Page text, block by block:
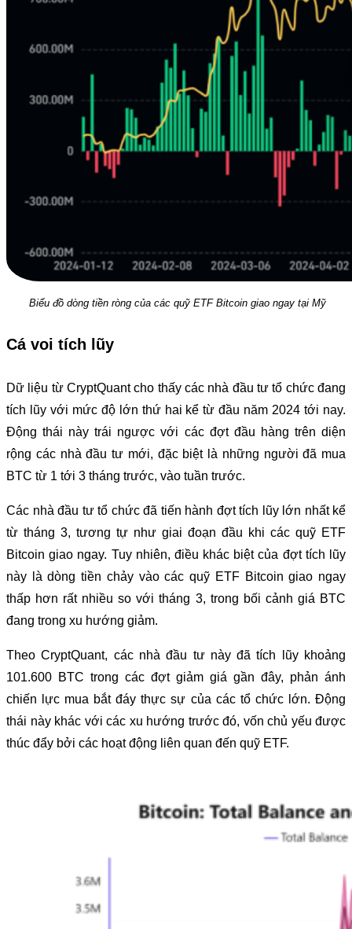
Biểu đồ dòng tiền ròng của các quỹ ETF Bitcoin giao ngay tại Mỹ
Cá voi tích lũy
Dữ liệu từ CryptQuant cho thấy các nhà đầu tư tổ chức đang
tích lũy với mức độ lớn thứ hai kể từ đầu năm 2024 tới nay.
Động thái này trái ngược với các đợt đầu hàng trên diện
rộng các nhà đầu tư mới, đặc biệt là những người đã mua
BTC từ 1 tới 3 tháng trước, vào tuần trước.
Các nhà đầu tư tổ chức đã tiến hành đợt tích lũy lớn nhất kể
từ tháng 3, tương tự như giai đoạn đầu khi các quỹ ETF
Bitcoin giao ngay. Tuy nhiên, điều khác biệt của đợt tích lũy
này là dòng tiền chảy vào các quỹ ETF Bitcoin giao ngay
thấp hơn rất nhiều so với tháng 3, trong bối cảnh giá BTC
đang trong xu hướng giảm.
Theo CryptQuant, các nhà đầu tư này đã tích lũy khoảng
101.600 BTC trong các đợt giảm giá gần đây, phản ánh
chiến lực mua bắt đáy thực sự của các tổ chức lớn. Động
thái này khác với các xu hướng trước đó, vốn chủ yếu được
thúc đẩy bởi các hoạt động liên quan đến quỹ ETF.